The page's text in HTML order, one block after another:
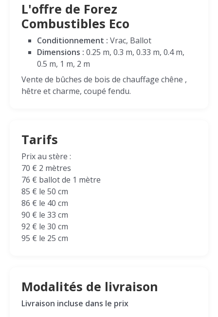
L'offre de Forez
Combustibles Eco
Conditionnement : Vrac, Ballot
Dimensions : 0.25 m, 0.3 m, 0.33 m, 0.4 m,
0.5 m, 1 m, 2 m
Vente de bûches de bois de chauffage chêne ,
hêtre et charme, coupé fendu.
Tarifs
Prix au stère :
70 € 2 mètres
76 € ballot de 1 mètre
85 € le 50 cm
86 € le 40 cm
90 € le 33 cm
92 € le 30 cm
95 € le 25 cm
Modalités de livraison
Livraison incluse dans le prix